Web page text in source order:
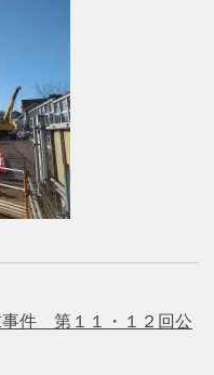
事件 第１１・１２回公